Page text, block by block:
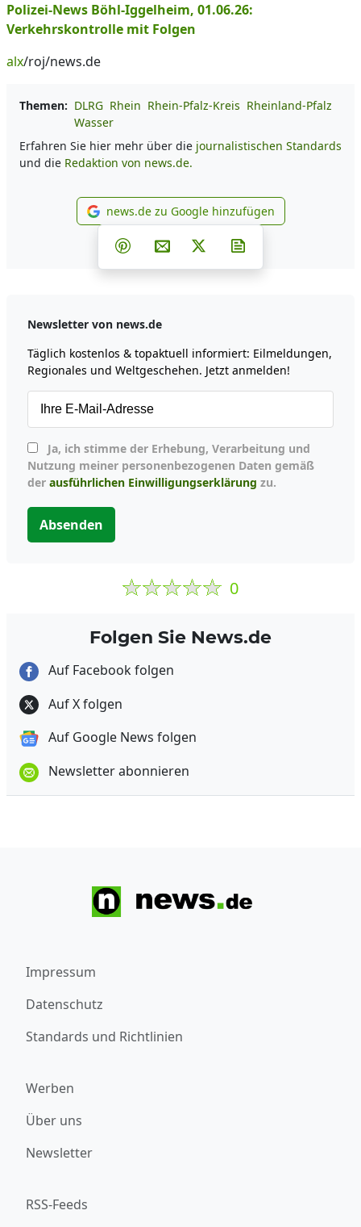
Polizei-News Böhl-Iggelheim, 01.06.26:
Verkehrskontrolle mit Folgen
alx/roj/news.de
Themen: DLRG Rhein Rhein-Pfalz-Kreis Rheinland-Pfalz
Wasser
Erfahren Sie hier mehr über die journalistischen Standards
und die Redaktion von news.de.
news.de zu Google
news.de zu Google hinzufügen
Teilen auf Facebook
Teilen auf Whatsapp
Teilen auf Telegram
Teilen auf Pinterest
Per E-Mail teilen
Post auf X
Newsletter von news.de
Täglich kostenlos & topaktuell informiert: Eilmeldungen,
Regionales und Weltgeschehen. Jetzt anmelden!
Nutzung meiner personenbezogenen Daten gemäß
der ausführlichen Einwilligungserklärung zu.
Absenden
0
Folgen Sie News.de
Auf Facebook folgen
Auf X folgen
Auf Google News folgen
Newsletter abonnieren
Impressum
Datenschutz
Standards und Richtlinien
Werben
Über uns
Newsletter
RSS-Feeds